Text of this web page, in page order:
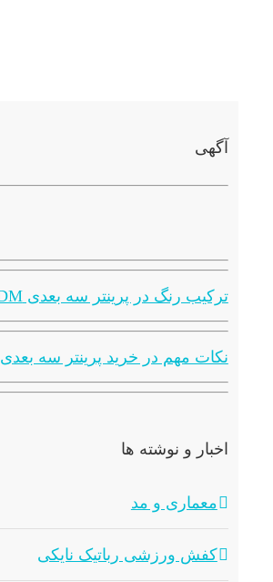
آگهی
ترکیب رنگ در پرینتر سه بعدی FDM
نکات مهم در خرید پرینتر سه بعدی
اخبار و نوشته ها
معماری و مد
کفش ورزشی رباتیک نایکی